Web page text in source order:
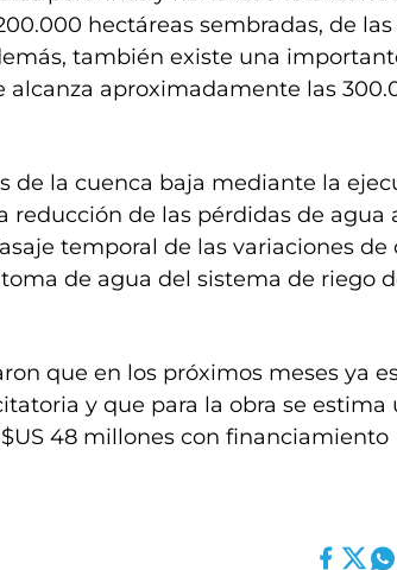
hectáreas sembradas, de las
también existe una
alcanza aproximadamente las
de la cuenca baja mediante la
reducción de las pérdidas de agua
temporal de las variaciones de
de agua del sistema de riego
que en los próximos meses ya
y que para la obra se estima
48 millones con financiamiento